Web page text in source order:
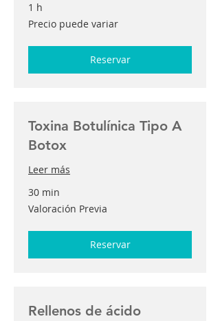
1 h
Precio
puede
Precio puede variar
Reservar
Toxina Botulínica Tipo A
Botox
Leer más
30 min
Valoración
Previa
Valoración Previa
Reservar
Rellenos de ácido